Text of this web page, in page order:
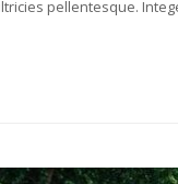
pellentesque.